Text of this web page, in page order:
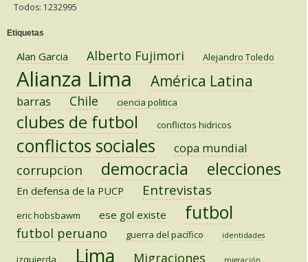
Todos: 1232995
Etiquetas
Alan Garcia Alberto Fujimori Alejandro Toledo
Alianza Lima América Latina
barras Chile ciencia politica
clubes de futbol conflictos hidricos
conflictos sociales copa mundial
corrupcion democracia elecciones
En defensa de la PUCP Entrevistas
eric hobsbawm ese gol existe futbol
futbol peruano guerra del pacífico identidades
izquierda Lima Migraciones migración